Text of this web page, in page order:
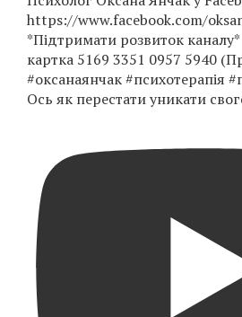
Ось як перестати уникати